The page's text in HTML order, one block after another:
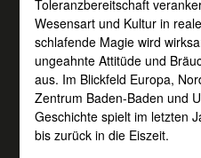
Toleranzbereitschaft
Wesensart und Kultur in
schlafende Magie wird
ungeahnte Attitüde und
aus. Im Blickfeld Europa,
Zentrum Baden-Baden und
Geschichte spielt im letzten
bis zurück in die Eiszeit.